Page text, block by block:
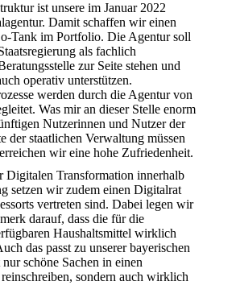
ist unsere im Januar 2022
Damit schaffen wir einen
Tank im Portfolio. Die Agentur soll
als fachlich
zur Seite stehen und
operativ unterstützen.
werden durch die Agentur von
Was mir an dieser Stelle enorm
Nutzerinnen und Nutzer der
der staatlichen Verwaltung müssen
wir eine hohe Zufriedenheit.
Digitalen Transformation innerhalb
setzen wir zudem einen Digitalrat
vertreten sind. Dabei legen wir
darauf, dass die für die
Haushaltsmittel wirklich
das passt zu unserer bayerischen
schöne Sachen in einen
sondern auch wirklich